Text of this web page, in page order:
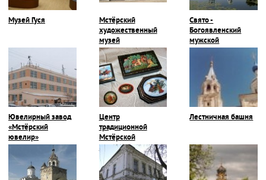
Музей Гуся
Мстёрский
художественный
музей
Свято -
Богоявленский
мужской
Ювелирный завод
«Мстёрский
ювелир»
Центр
традиционной
Мстёрской
миниатюры
Лестничная башня